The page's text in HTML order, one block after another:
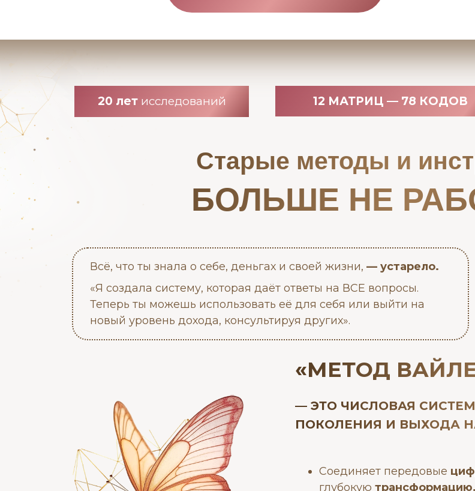
20 лет исследований 12 МАТРИЦ — 78 КОДОВ
БОЛЬШЕ НЕ
Старые методы и
«Я создала систему, которая даёт ответы на ВСЕ вопросы.
Теперь ты можешь использовать её для себя или выйти на
новый уровень дохода, консультируя других».
Всё, что ты знала о себе, деньгах и своей жизни, — устарело.
— ЭТО ЧИСЛОВАЯ
ПОКОЛЕНИЯ И ВЫХОДА
«МЕТОД
Соединяет передовые
глубокую трансформацию.